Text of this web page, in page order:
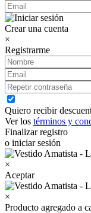
Crear una cuenta
×
Registrarme
Quiero recibir
Ver los términos y
Finalizar registro
o iniciar sesión
×
Aceptar
×
Producto agregado a